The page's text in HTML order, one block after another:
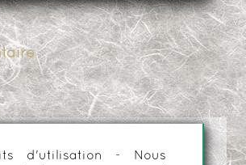
d'utilisation - Nous